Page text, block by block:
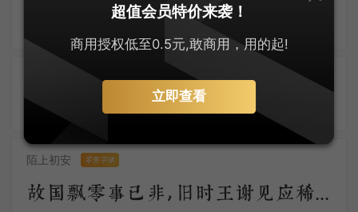
安景臣手书仿宋 零售字体
陌上初安 零售字体
故国飘零事已非，旧时王谢见应稀。月明汉水初无影，雪满梁园尚未归。柳絮池塘香入梦，梨花庭院冷侵衣。
超值会员特价来袭！
商用授权低至0.5元,敢商用，用的起!
立即查看